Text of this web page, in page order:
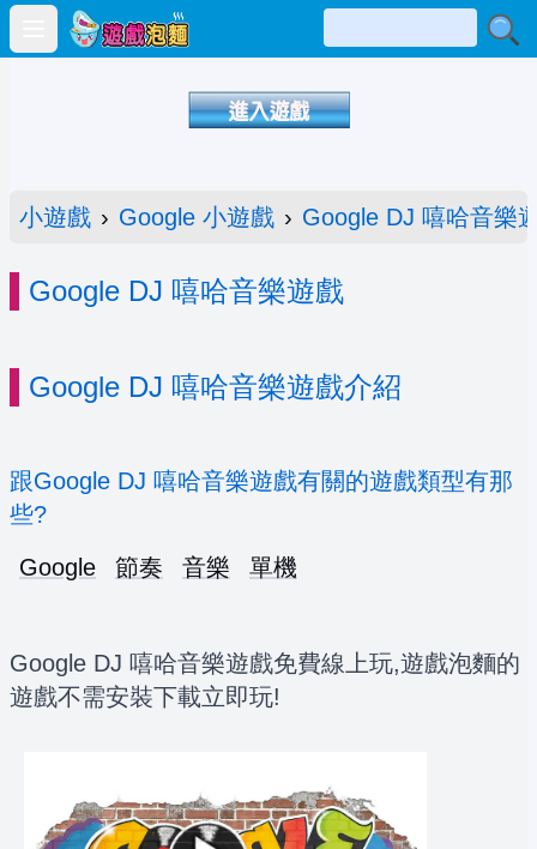
Open main menu
小遊戲 › Google 小遊戲 › Google DJ 嘻哈音樂
Google DJ 嘻哈音樂遊戲
Google DJ 嘻哈音樂遊戲介紹
跟Google DJ 嘻哈音樂遊戲有關的遊戲類型有那
些?
Google
節奏 音樂 單機
Google DJ 嘻哈音樂遊戲免費線上玩,遊戲泡麵的
遊戲不需安裝下載立即玩!